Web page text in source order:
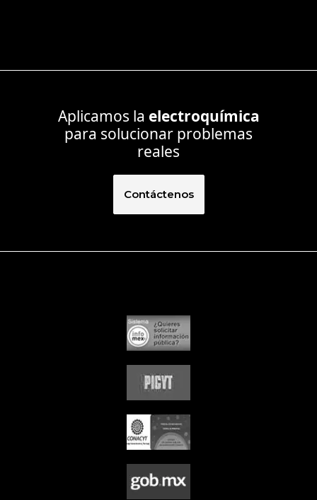
Aplicamos la electroquímica
para solucionar problemas
reales
Contáctenos